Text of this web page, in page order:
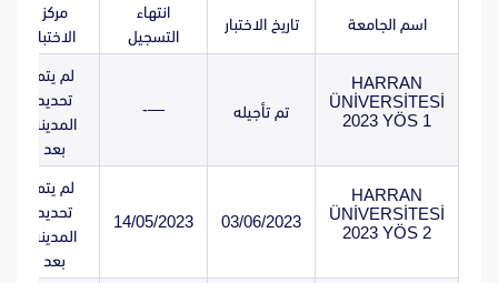
اسم الجامعة تاريخ الاختبار
انتهاء
التسجيل
مركز
الاختبار
HARRAN
ÜNİVERSİTESİ
2023 YÖS 1
تم تأجيله —-
لم يتم
تحديد
المدينة
بعد
HARRAN
ÜNİVERSİTESİ
2023 YÖS 2
03/06/2023
14/05/2023
لم يتم
تحديد
المدينة
بعد